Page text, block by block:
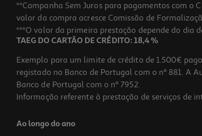
**Campanha Sem Juros para pagamentos com o
valor da compra acresce Comissão de
***O valor da primeira prestação depende do dia
TAEG DO CARTÃO DE CRÉDITO: 18,4 %
Exemplo para um limite de crédito de 1.500€
registado no Banco de Portugal com o nº 881. A
Banco de Portugal com o nº 7952.
Informação referente à prestação de serviços de
Ao longo do ano